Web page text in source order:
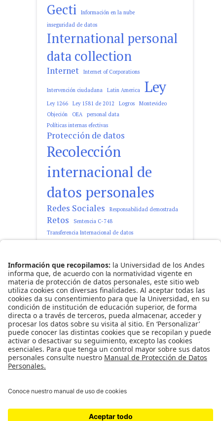
Gecti
Información en la nube
inseguridad de datos
International personal
data collection
Internet Internet of Corporations
Intervención ciudadana Latin America Ley
Ley 1266 Ley 1581 de 2012 Logros
Montevideo
Objeción
OEA
personal data
Políticas internas efectivas
Protección de datos
Recolección
internacional de
datos personales
Redes Sociales Responsabilidad demostrada
Retos
Sentencia C-748
Transferencia Internacional de datos
Observatorio Ciro Angarita Barón -
Universidad de los Andes | Vigilada Mineducación
del 30 de mayo de 1964.
Reconocimiento personería jurídica: Resolución